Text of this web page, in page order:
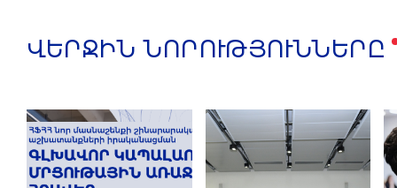
ՎԵՐՋԻՆ ՆՈՐՈՒԹՅՈՒՆՆԵՐԸ